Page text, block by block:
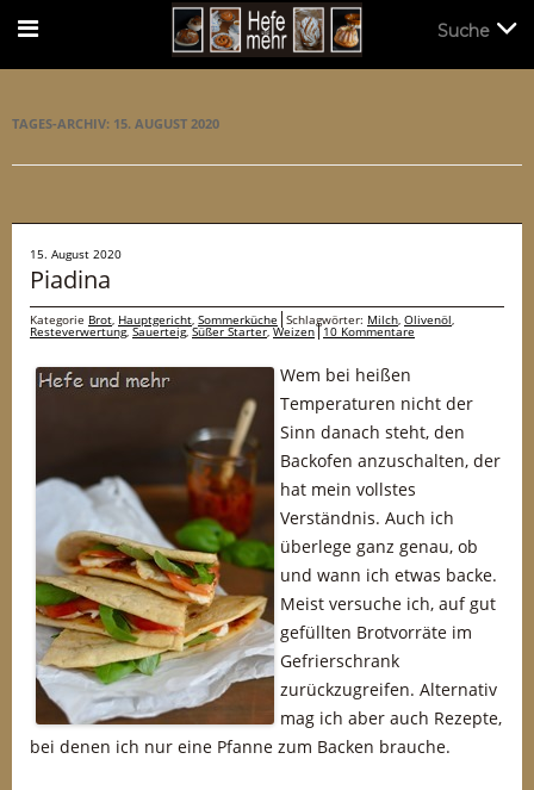
TAGES-ARCHIV: 15. AUGUST 2020
15. August 2020
Piadina
Kategorie Brot, Hauptgericht, Sommerküche Schlagwörter: Milch, Olivenöl,
Resteverwertung,Sauerteig,Süßer Starter,Weizen 10 Kommentare
Wem bei heißen
Temperaturen nicht der
Sinn danach steht, den
Backofen anzuschalten, der
hat mein vollstes
Verständnis. Auch ich
überlege ganz genau, ob
und wann ich etwas backe.
Meist versuche ich, auf gut
gefüllten Brotvorräte im
Gefrierschrank
zurückzugreifen. Alternativ
mag ich aber auch Rezepte,
bei denen ich nur eine Pfanne zum Backen brauche.
Suche
Suche